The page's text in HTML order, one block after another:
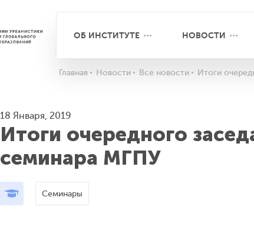
ОБ ИНСТИТУТЕ НОВОСТИ
Главная Новости Все новости Итоги
18 Января, 2019
Итоги очередного
семинара МГПУ
Семинары